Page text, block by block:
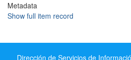
Metadata
Show full item record
Dirección de Servicios de